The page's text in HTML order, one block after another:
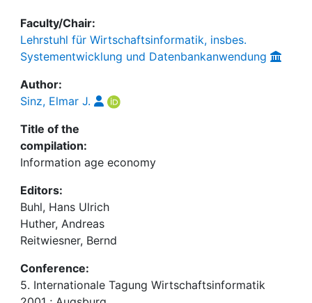
Faculty/Chair:
Lehrstuhl für Wirtschaftsinformatik, insbes.
Systementwicklung und Datenbankanwendung
Author:
Sinz, Elmar J.
Title of the
compilation:
Information age economy
Editors:
Buhl, Hans Ulrich
Huther, Andreas
Reitwiesner, Bernd
Conference:
5. Internationale Tagung Wirtschaftsinformatik